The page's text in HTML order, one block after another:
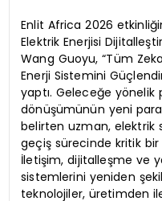
Enlit Africa 2026
Elektrik Enerjisi
Wang Guoyu, “Tüm
Enerji Sistemini
yaptı. Geleceğe
dönüşümünün yeni
belirten uzman, elektrik
geçiş sürecinde kritik
İletişim, dijitalleşme ve
sistemlerini yeniden
teknolojiler, üretimden